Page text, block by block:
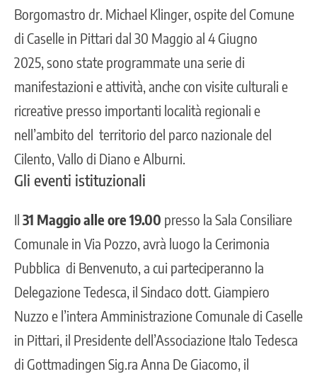
Borgomastro dr. Michael Klinger, ospite del Comune
di Caselle in Pittari dal 30 Maggio al 4 Giugno
2025, sono state programmate una serie di
manifestazioni e attività, anche con visite culturali e
ricreative presso importanti località regionali e
nell’ambito del territorio del parco nazionale del
Cilento, Vallo di Diano e Alburni.
Gli eventi istituzionali
Il 31 Maggio alle ore 19.00 presso la Sala Consiliare
Comunale in Via Pozzo, avrà luogo la Cerimonia
Pubblica di Benvenuto, a cui parteciperanno la
Delegazione Tedesca, il Sindaco dott. Giampiero
Nuzzo e l’intera Amministrazione Comunale di Caselle
in Pittari, il Presidente dell’Associazione Italo Tedesca
di Gottmadingen Sig.ra Anna De Giacomo, il